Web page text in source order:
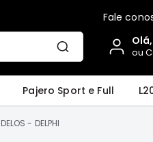
Fale
ou
Pajero Sport e Full
- DELPHI